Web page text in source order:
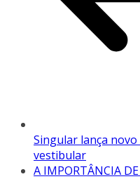
Singular lança
vestibular
A IMPORTÂNCIA